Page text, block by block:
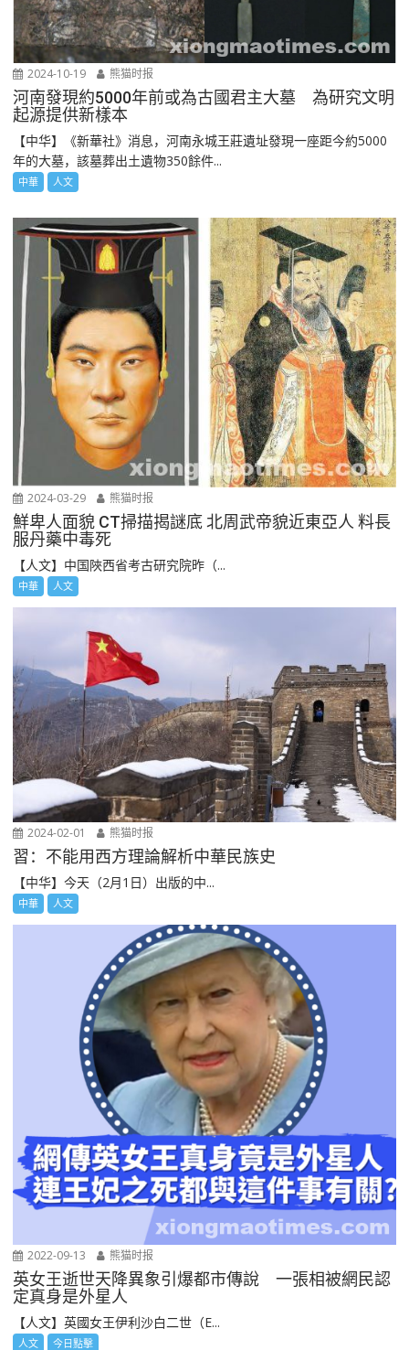
2024-10-19 熊猫时报
河南發現約5000年前或為古國君主大墓 為研究文明
起源提供新樣本
【中华】《新華社》消息，河南永城王莊遺址發現一座距今約5000
年的大墓，該墓葬出土遺物350餘件...
中華 人文
2024-03-29 熊猫时报
鮮卑人面貌 CT掃描揭謎底 北周武帝貌近東亞人 料長
服丹藥中毒死
【人文】中国陜西省考古研究院昨（...
中華 人文
2024-02-01 熊猫时报
習：不能用西方理論解析中華民族史
【中华】今天（2月1日）出版的中...
中華 人文
2022-09-13 熊猫时报
英女王逝世天降異象引爆都市傳說 一張相被網民認
定真身是外星人
【人文】英國女王伊利沙白二世（E...
人文 今日點擊